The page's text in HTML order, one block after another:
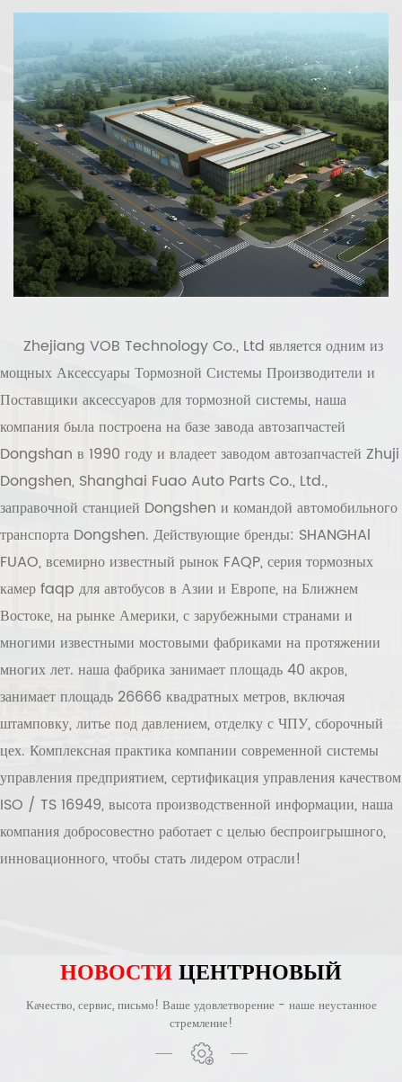
Zhejiang VOB Technology Co., Ltd является одним из
мощныхАксессуары Тормозной Системы Производители и
Поставщики аксессуаров для тормозной системы, наша
компания была построена на базе завода автозапчастей
Dongshan в 1990 году и владеет заводом автозапчастей Zhuji
Dongshen, Shanghai Fuao Auto Parts Co., Ltd.,
заправочной станцией Dongshen и командой автомобильного
транспорта Dongshen. Действующие бренды: SHANGHAl
FUAO, всемирно известный рынок FAQP, серия тормозных
камер faqp для автобусов в Азии и Европе, на Ближнем
Востоке, на рынке Америки, с зарубежными странами и
многими известными мостовыми фабриками на протяжении
многих лет. наша фабрика занимает площадь 40 акров,
занимает площадь 26666 квадратных метров, включая
штамповку, литье под давлением, отделку с ЧПУ, сборочный
цех. Комплексная практика компании современной системы
управления предприятием, сертификация управления качеством
ISO / TS 16949, высота производственной информации, наша
компания добросовестно работает с целью беспроигрышного,
инновационного, чтобы стать лидером отрасли!
НОВОСТИЦЕНТРНОВЫЙ
Качество, сервис, письмо! Ваше удовлетворение - наше неустанное
стремление!